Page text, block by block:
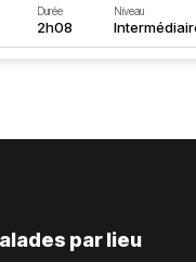
Durée
2h08
Niveau
par lieu